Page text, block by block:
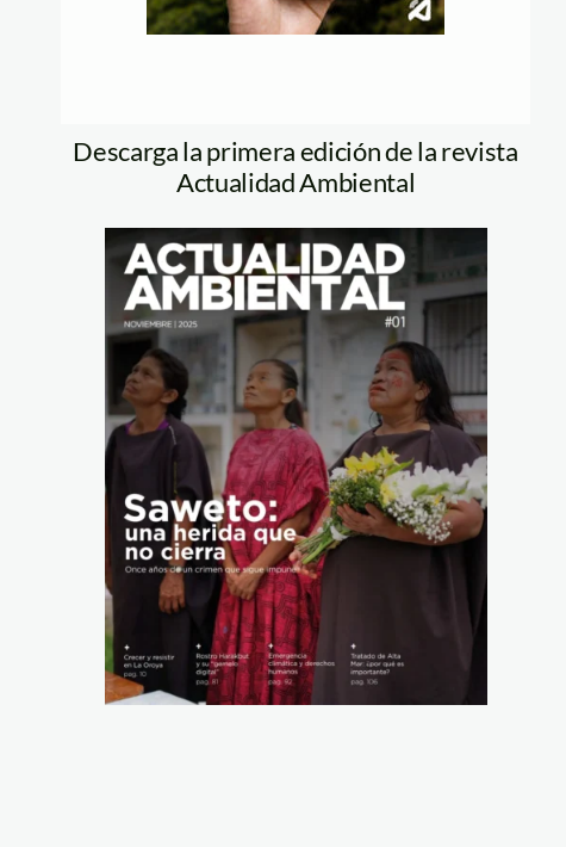
Descarga la primera edición de la revista
Actualidad Ambiental